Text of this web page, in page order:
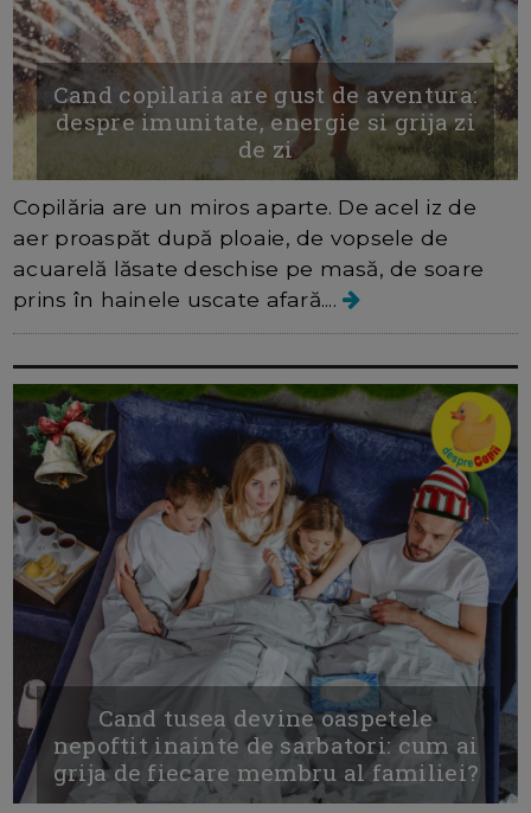
Cand copilaria are gust de aventura:
despre imunitate, energie si grija zi
de zi
Copilăria are un miros aparte. De acel iz de
aer proaspăt după ploaie, de vopsele de
acuarelă lăsate deschise pe masă, de soare
prins în hainele uscate afară....
Cand tusea devine oaspetele
nepoftit inainte de sarbatori: cum ai
grija de fiecare membru al familiei?